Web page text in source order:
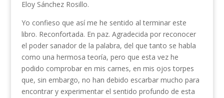
Eloy Sánchez Rosillo.
Yo confieso que así me he sentido al terminar este
libro. Reconfortada. En paz. Agradecida por reconocer
el poder sanador de la palabra, del que tanto se habla
como una hermosa teoría, pero que esta vez he
podido comprobar en mis carnes, en mis ojos torpes
que, sin embargo, no han debido escarbar mucho para
encontrar y experimentar el sentido profundo de esta